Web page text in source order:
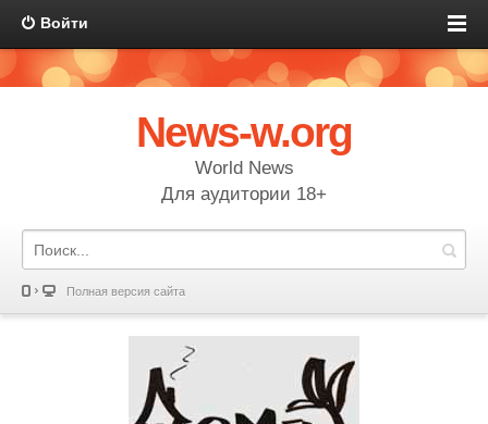
Войти
News-w.org
World News
Для аудитории 18+
Полная версия сайта